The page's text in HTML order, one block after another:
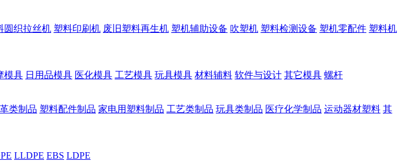
圆织拉丝机 塑料印刷机 废旧塑料再生机 塑机辅助设备 吹塑机 塑料检测设备 塑机零配件 塑料机
模具 日用品模具 医化模具 工艺模具 玩具模具 材料辅料 软件与设计 其它模具 螺杆
类制品 塑料配件制品 家电用塑料制品 工艺类制品 玩具类制品 医疗化学制品 运动器材塑料 其
LLDPE EBS LDPE